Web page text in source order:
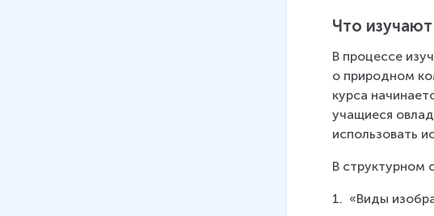
Что
В процессе
о природном
курса
учащиеся
использовать
В структурном
1.  «Виды